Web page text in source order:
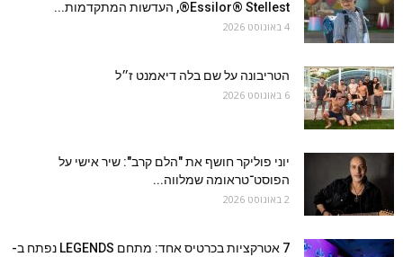
Essilor® Stellest®, העדשות המתקדמות...
4 באוגוסט 2026
הטריבונה על שם בלה דיאמנט ז״ל
6 באוגוסט 2026
יוני פוליקר חושף את "הלם קרב": שיר אישי על
הפוסט־טראומה שמלווה...
2 באוגוסט 2026
7 אטרקציות בכרטיס אחד: מתחם LEGENDS נפתח ב-